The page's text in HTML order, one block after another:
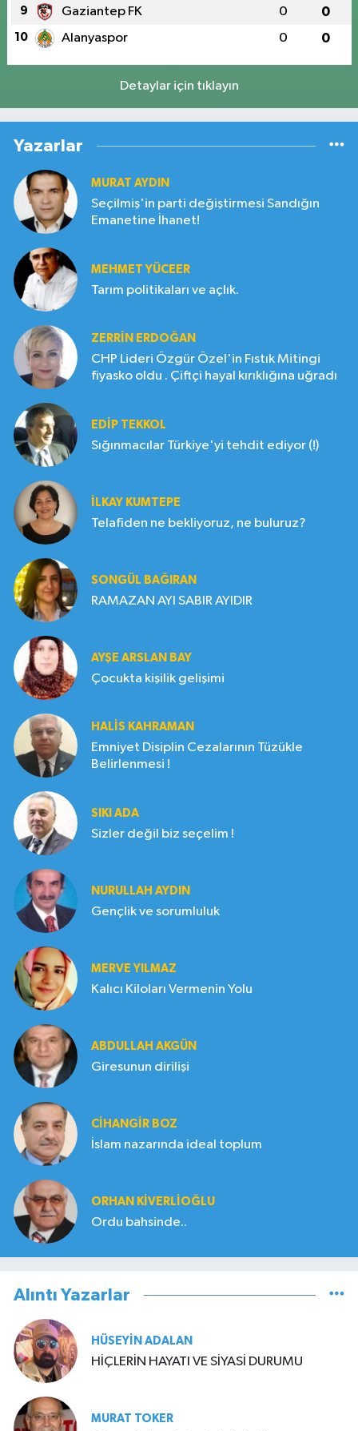
9 Gaziantep FK 0 0
10 Alanyaspor 0 0
Detaylar için tıklayın
Yazarlar
MURAT AYDIN
Seçilmiş'in parti değiştirmesi Sandığın
Emanetine İhanet!
MEHMET YÜCEER
Tarım politikaları ve açlık.
ZERRIN ERDOĞAN
CHP Lideri Özgür Özel'in Fıstık Mitingi
fiyasko oldu . Çiftçi hayal kırıklığına uğradı
EDIP TEKKOL
Sığınmacılar Türkiye'yi tehdit ediyor (!)
İLKAY KUMTEPE
Telafiden ne bekliyoruz, ne buluruz?
SONGÜL BAĞIRAN
RAMAZAN AYI SABIR AYIDIR
AYŞE ARSLAN BAY
Çocukta kişilik gelişimi
HALIS KAHRAMAN
Emniyet Disiplin Cezalarının Tüzükle
Belirlenmesi !
SIKI ADA
Sizler değil biz seçelim !
NURULLAH AYDIN
Gençlik ve sorumluluk
MERVE YILMAZ
Kalıcı Kiloları Vermenin Yolu
ABDULLAH AKGÜN
Giresunun dirilişi
CIHANGIR BOZ
İslam nazarında ideal toplum
ORHAN KIVERLIOĞLU
Ordu bahsinde..
Alıntı Yazarlar
HÜSEYIN ADALAN
HİÇLERİN HAYATI VE SİYASİ DURUMU
MURAT TOKER